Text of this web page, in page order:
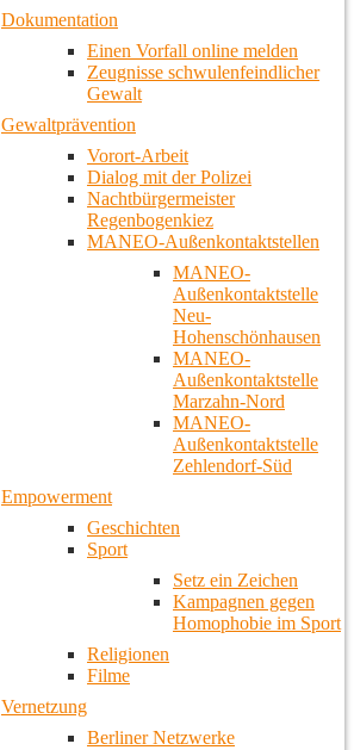
Dokumentation
Einen Vorfall online melden
Zeugnisse schwulenfeindlicher
Gewalt
Gewaltprävention
Vorort-Arbeit
Dialog mit der Polizei
Nachtbürgermeister
Regenbogenkiez
MANEO-Außenkontaktstellen
MANEO-
Außenkontaktstelle
Neu-
Hohenschönhausen
MANEO-
Außenkontaktstelle
Marzahn-Nord
MANEO-
Außenkontaktstelle
Zehlendorf-Süd
Empowerment
Geschichten
Sport
Setz ein Zeichen
Kampagnen gegen
Homophobie im Sport
Religionen
Filme
Vernetzung
Berliner Netzwerke